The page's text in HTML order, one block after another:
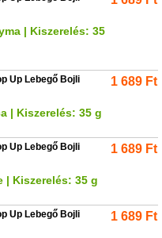
| Kiszerelés: 35
Up Lebegő Bojli
| Kiszerelés: 35 g
1 689 Ft
Up Lebegő Bojli
| Kiszerelés: 35 g
1 689 Ft
Up Lebegő Bojli
1 689 Ft